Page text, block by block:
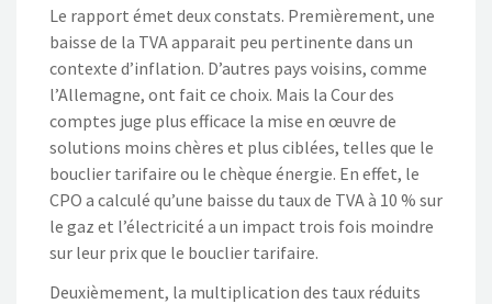
Le rapport émet deux constats. Premièrement, une
baisse de la TVA apparait peu pertinente dans un
contexte d’inflation. D’autres pays voisins, comme
l’Allemagne, ont fait ce choix. Mais la Cour des
comptes juge plus efficace la mise en œuvre de
solutions moins chères et plus ciblées, telles que le
bouclier tarifaire ou le chèque énergie. En effet, le
CPO a calculé qu’une baisse du taux de TVA à 10 % sur
le gaz et l’électricité a un impact trois fois moindre
sur leur prix que le bouclier tarifaire.
Deuxièmement, la multiplication des taux réduits